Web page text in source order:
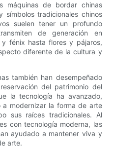
máquinas de bordar chinas
símbolos tradicionales chinos
suelen tener un profundo
de generación en
fénix hasta flores y pájaros,
diferente de la cultura y
también han desempeñado
del patrimonio del
la tecnología ha avanzado,
a modernizar la forma de arte
sus raíces tradicionales. Al
con tecnología moderna, las
ayudado a mantener viva y
arte.